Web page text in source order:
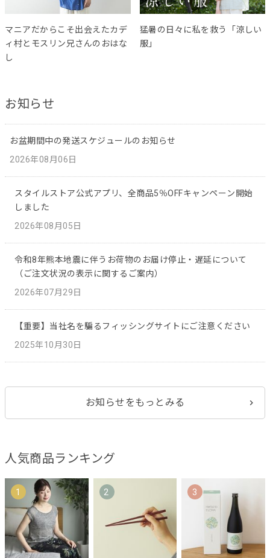
マニアだからこそ出会えたカデ
ィ村とモスリン兄さんのおはな
し
猛暑の日々に私を救う「涼しい
服」
お知らせ
お盆期間中の発送スケジュールのお知らせ
2026年08月06日
スタイルストア公式アプリ、全商品5％OFFキャンペーン開始
しました
2026年08月05日
令和8年熊本地震に伴うお荷物のお届け停止・遅延について
（ご注文状況の表示に関するご案内）
2026年07月29日
【重要】当社名を騙るフィッシングサイトにご注意ください
2025年10月30日
お知らせをもっとみる
人気商品ランキング
1 2 3